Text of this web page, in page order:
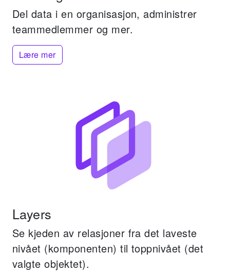
Del data i en organisasjon, administrer
teammedlemmer og mer.
Lære mer
Layers
Se kjeden av relasjoner fra det laveste
nivået (komponenten) til toppnivået (det
valgte objektet).